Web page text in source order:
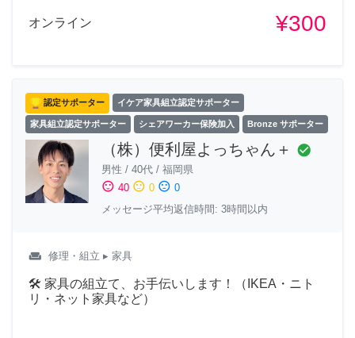
オンライン ¥300
認定サポーター イケア家具組立認定サポーター
家具組立認定サポーター シェアワーカー保険加入 Bronze サポーター
（株）便利屋よっちゃん＋ check_circle
男性 / 40代 / 福岡県
sentiment_satisfied 40 sentiment_neutral 0 sentiment_dissatisfied 0
メッセージ平均返信時間: 3時間以内
weekend 修理・組立 ▸ 家具
🛠 家具の組立て、お手伝いします！（IKEA・ニト
リ・ネット家具など）